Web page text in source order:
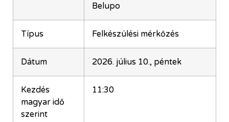
Belupo
Típus Felkészülési mérkőzés
Dátum 2026. július 10., péntek
Kezdés
magyar idő
szerint
11:30